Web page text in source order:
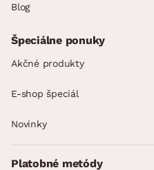
Blog
Špeciálne ponuky
Akčné produkty
E-shop špeciál
Novinky
Platobné metódy